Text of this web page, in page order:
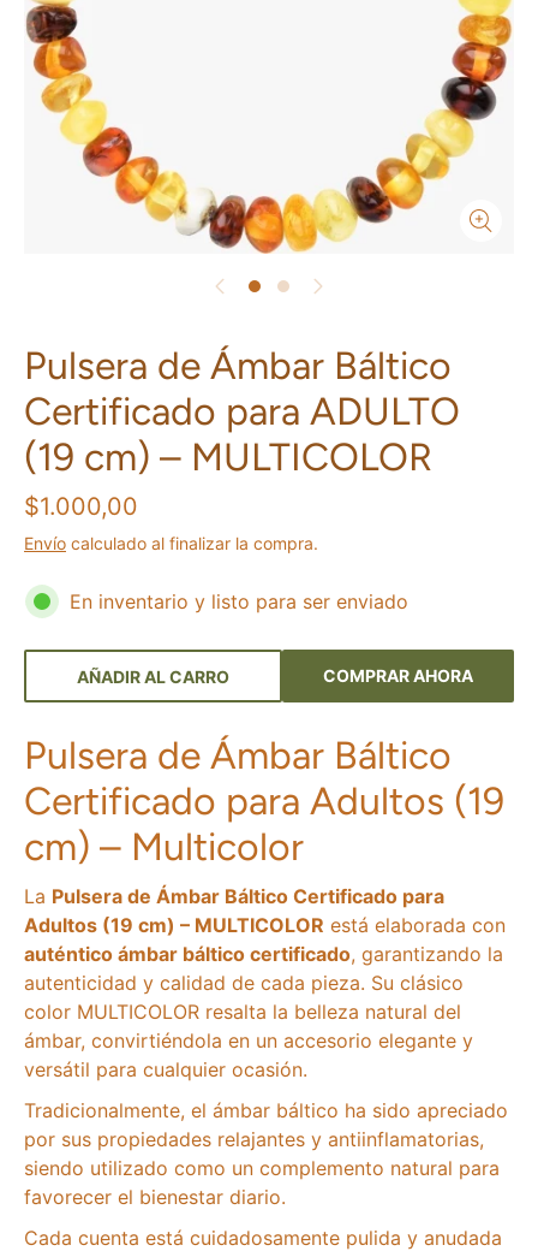
Pulsera de Ámbar Báltico
Certificado para ADULTO
(19 cm) – MULTICOLOR
$1.000,00
Envío calculado al finalizar la compra.
En inventario y listo para ser enviado
AÑADIR AL CARRO COMPRAR AHORA
Pulsera de Ámbar Báltico
Certificado para Adultos (19
cm) – Multicolor
La Pulsera de Ámbar Báltico Certificado para
Adultos (19 cm) – MULTICOLOR está elaborada con
auténtico ámbar báltico certificado, garantizando la
autenticidad y calidad de cada pieza. Su clásico
color MULTICOLOR resalta la belleza natural del
ámbar, convirtiéndola en un accesorio elegante y
versátil para cualquier ocasión.
Tradicionalmente, el ámbar báltico ha sido apreciado
por sus propiedades relajantes y antiinflamatorias,
siendo utilizado como un complemento natural para
favorecer el bienestar diario.
Cada cuenta está cuidadosamente pulida y anudada